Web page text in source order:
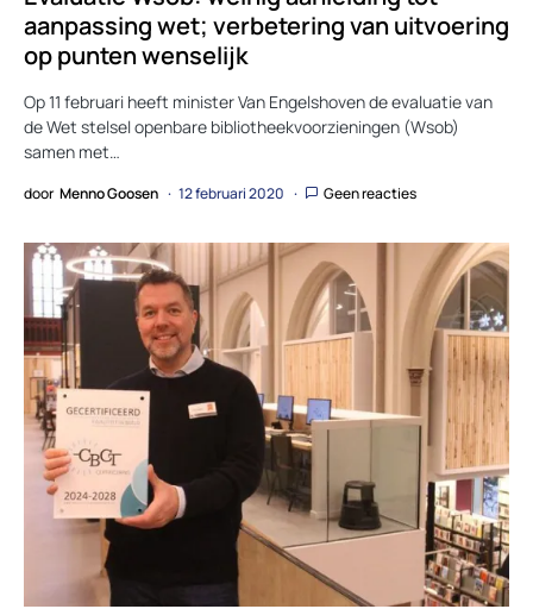
aanpassing wet; verbetering van uitvoering
op punten wenselijk
Op 11 februari heeft minister Van Engelshoven de evaluatie van
de Wet stelsel openbare bibliotheekvoorzieningen (Wsob)
samen met…
door Menno Goosen 12 februari 2020 Geen reacties